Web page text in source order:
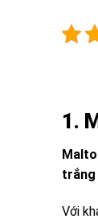
1.
trắng
Với